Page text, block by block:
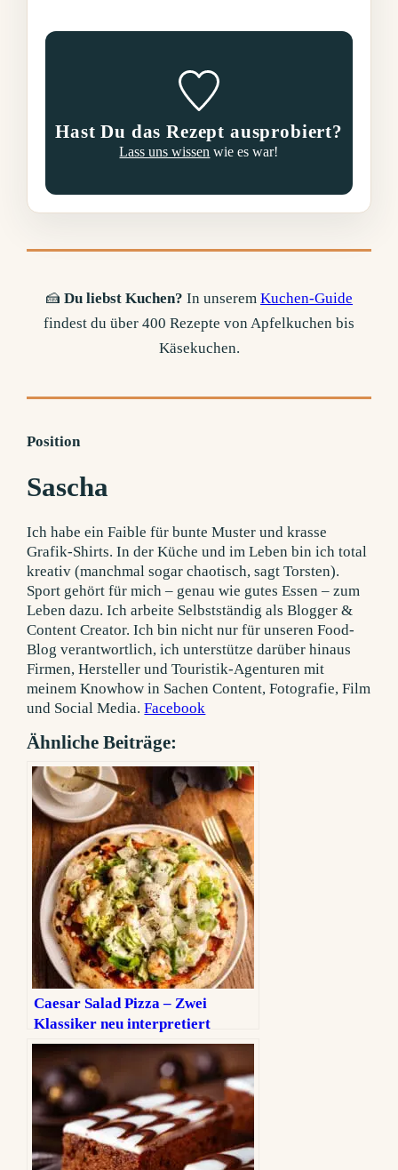
Hast Du das Rezept ausprobiert?
Lass uns wissen wie es war!
🍰 Du liebst Kuchen? In unserem Kuchen-Guide
findest du über 400 Rezepte von Apfelkuchen bis
Käsekuchen.
Position
Sascha
Ich habe ein Faible für bunte Muster und krasse
Grafik-Shirts. In der Küche und im Leben bin ich total
kreativ (manchmal sogar chaotisch, sagt Torsten).
Sport gehört für mich – genau wie gutes Essen – zum
Leben dazu. Ich arbeite Selbstständig als Blogger &
Content Creator. Ich bin nicht nur für unseren Food-
Blog verantwortlich, ich unterstütze darüber hinaus
Firmen, Hersteller und Touristik-Agenturen mit
meinem Knowhow in Sachen Content, Fotografie, Film
und Social Media.Facebook
Ähnliche Beiträge:
Caesar Salad Pizza – Zwei
Klassiker neu interpretiert